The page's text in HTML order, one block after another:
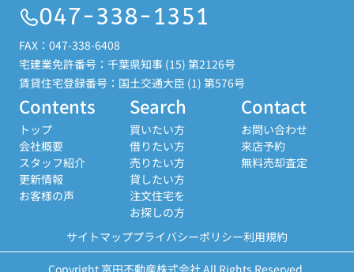
047-338-1351
FAX：047-338-6408
宅建業免許番号：千葉県知事 (15) 第2126号
賃貸住宅登録番号：国土交通大臣 (1) 第576号
Contents
トップ
会社概要
スタッフ紹介
更新情報
お客様の声
Search
買いたい方
借りたい方
売りたい方
貸したい方
注文住宅を
お探しの方
Contact
お問い合わせ
来店予約
無料売却査定
サイトマッププライバシーポリシー利用規約
Copyright 富田不動産株式会社 All Rights Reserved.